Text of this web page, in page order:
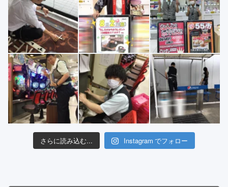
さらに読み込む... Instagram でフォロー